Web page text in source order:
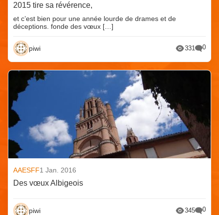
2015 tire sa révérence,
et c’est bien pour une année lourde de drames et de
déceptions. fonde des vœux […]
piwi 331 0
AAESFF1 Jan. 2016
Des vœux Albigeois
piwi 345 0